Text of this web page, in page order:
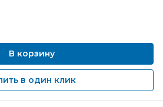
В корзину
в один клик